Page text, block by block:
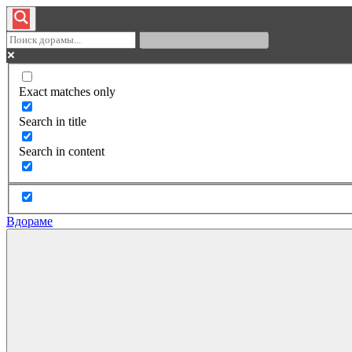
Exact matches only
Search in title
Search in content
Вдораме